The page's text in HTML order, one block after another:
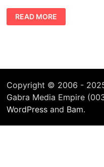
ZOMBI
KILANG
BISKUT
READ MORE
Copyright © 2006 -
Gabra Media Empire
WordPress and Bam.